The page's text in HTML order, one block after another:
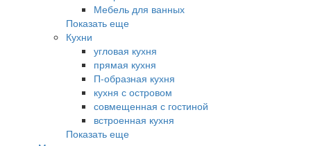
Мебель для ванных
Показать еще
Кухни
угловая кухня
прямая кухня
П-образная кухня
кухня с островом
совмещенная с гостиной
встроенная кухня
Показать еще